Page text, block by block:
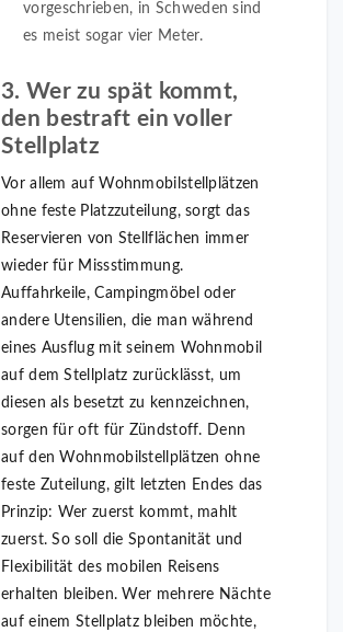
vorgeschrieben, in Schweden sind
es meist sogar vier Meter.
3. Wer zu spät kommt,
den bestraft ein voller
Stellplatz
Vor allem auf Wohnmobilstellplätzen
ohne feste Platzzuteilung, sorgt das
Reservieren von Stellflächen immer
wieder für Missstimmung.
Auffahrkeile, Campingmöbel oder
andere Utensilien, die man während
eines Ausflug mit seinem Wohnmobil
auf dem Stellplatz zurücklässt, um
diesen als besetzt zu kennzeichnen,
sorgen für oft für Zündstoff. Denn
auf den Wohnmobilstellplätzen ohne
feste Zuteilung, gilt letzten Endes das
Prinzip: Wer zuerst kommt, mahlt
zuerst. So soll die Spontanität und
Flexibilität des mobilen Reisens
erhalten bleiben. Wer mehrere Nächte
auf einem Stellplatz bleiben möchte,